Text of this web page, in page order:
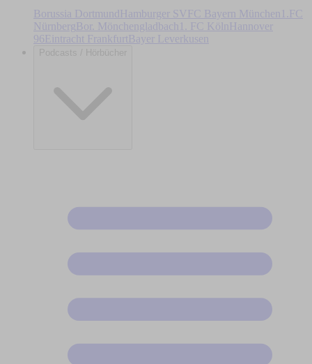
Borussia DortmundHamburger SV FC Bayern München
1.FC
Nürnberg Bor. Mönchengladbach 1. FC Köln
Hannover
96Eintracht Frankfurt Bayer Leverkusen
Podcasts / Hörbücher